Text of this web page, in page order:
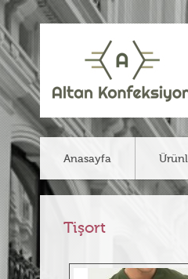
Anasayfa
Tişort